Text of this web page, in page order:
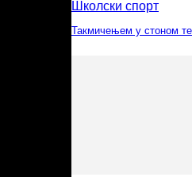
Школски спорт
Такмичењем у стоном